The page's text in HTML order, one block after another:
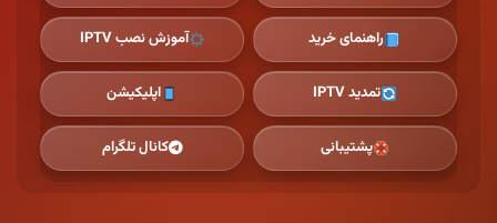
راهنمای خرید آموزش نصب IPTV
تمدید IPTV اپلیکیشن
پشتیبانی کانال تلگرام